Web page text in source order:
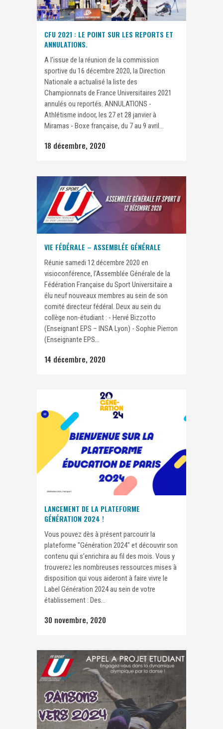
CFU 2021 : LE POINT SUR LES REPORTS ET
ANNULATIONS.
A l’issue de la réunion de la commission
sportive du 16 décembre 2020, la Direction
Nationale a actualisé la liste des
Championnats de France Universitaires 2021
annulés ou reportés. ANNULATIONS -
Athlétisme indoor, les 27 et 28 janvier à
Miramas - Boxe française, du 7 au 9 avril...
18 décembre, 2020
VIE FÉDÉRALE – ASSEMBLÉE GÉNÉRALE
Réunie samedi 12 décembre 2020 en
visioconférence, l’Assemblée Générale de la
Fédération Française du Sport Universitaire a
élu neuf nouveaux membres au sein de son
comité directeur fédéral. Deux au sein du
collège non-étudiant : - Hervé Bizzotto
(Enseignant EPS – INSA Lyon) - Sophie Pierron
(Enseignante EPS...
14 décembre, 2020
LANCEMENT DE LA PLATEFORME
GÉNÉRATION 2024 !
Vous pouvez dès à présent parcourir la
plateforme "Génération 2024" et découvrir son
contenu qui s’enrichira au fil des mois. Vous y
trouverez les nombreuses ressources mises à
disposition qui vous aideront à faire vivre le
Label Génération 2024 au sein de votre
établissement : Des...
30 novembre, 2020